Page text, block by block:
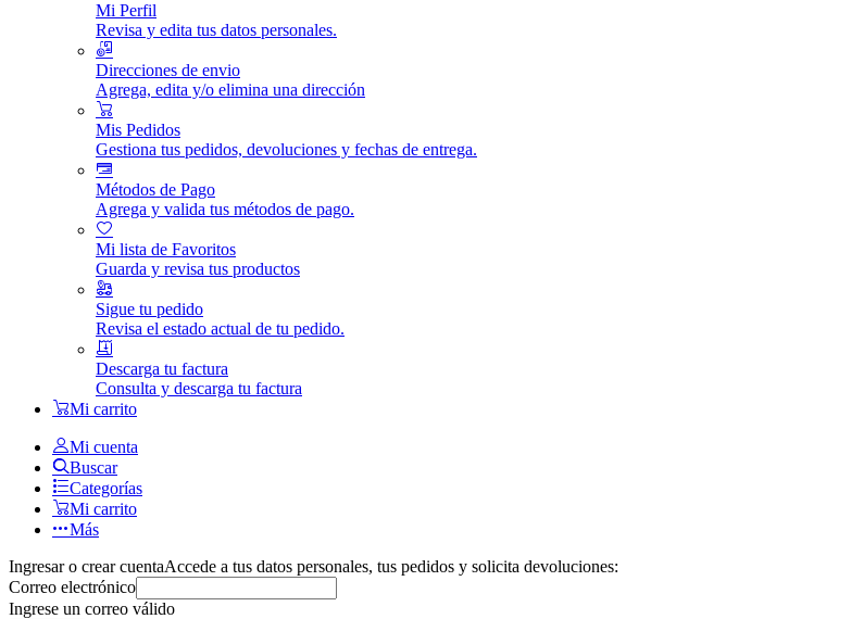
Mi Perfil
Revisa y edita tus datos personales.
Direcciones de envio
Agrega, edita y/o elimina una dirección
Mis Pedidos
Gestiona tus pedidos, devoluciones y fechas de entrega.
Métodos de Pago
Agrega y valida tus métodos de pago.
Mi lista de Favoritos
Guarda y revisa tus productos
Sigue tu pedido
Revisa el estado actual de tu pedido.
Descarga tu factura
Consulta y descarga tu factura
Mi carrito
Mi cuenta
Buscar
Categorías
Mi carrito
Más
Ingresar o crear cuentaAccede a tus datos personales, tus pedidos y solicita devoluciones:
Correo electrónico
Ingrese un correo válido